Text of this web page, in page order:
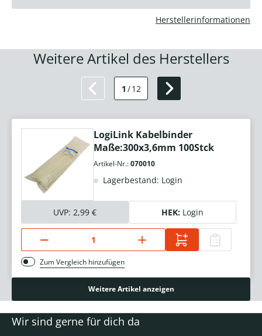
Herstellerinformationen
Weitere Artikel des Herstellers
1 /12
LogiLink Kabelbinder
Maße:300x3,6mm 100Stck
Artikel-Nr.:070010
Lagerbestand: Login
UVP: 2,99 € HEK: Login
Zum Vergleich hinzufügen
Weitere Artikel anzeigen
Wir sind gerne für dich da